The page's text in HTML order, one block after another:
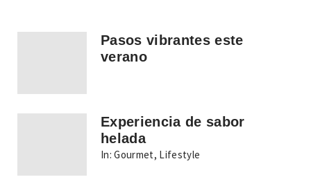
Pasos vibrantes este
verano
Experiencia de sabor
helada
In: Gourmet, Lifestyle